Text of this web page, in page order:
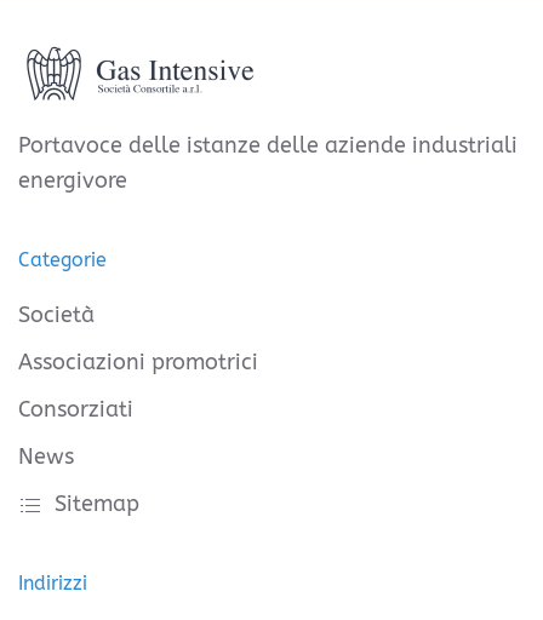
Portavoce delle istanze delle aziende industriali
energivore
Categorie
Società
Associazioni promotrici
Consorziati
News
Sitemap
Indirizzi